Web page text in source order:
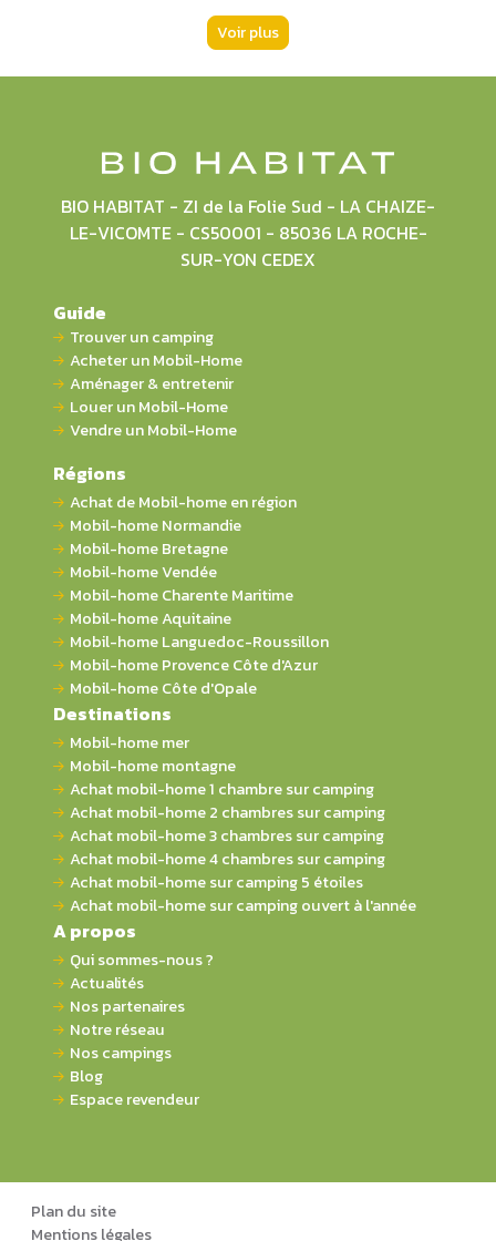
Voir plus
BIO HABITAT - ZI de la Folie Sud - LA CHAIZE-
LE-VICOMTE - CS50001 - 85036 LA ROCHE-
SUR-YON CEDEX
Guide
Trouver un camping
Acheter un Mobil-Home
Aménager & entretenir
Louer un Mobil-Home
Vendre un Mobil-Home
Régions
Achat de Mobil-home en région
Mobil-home Normandie
Mobil-home Bretagne
Mobil-home Vendée
Mobil-home Charente Maritime
Mobil-home Aquitaine
Mobil-home Languedoc-Roussillon
Mobil-home Provence Côte d'Azur
Mobil-home Côte d'Opale
Destinations
Mobil-home mer
Mobil-home montagne
Achat mobil-home 1 chambre sur camping
Achat mobil-home 2 chambres sur camping
Achat mobil-home 3 chambres sur camping
Achat mobil-home 4 chambres sur camping
Achat mobil-home sur camping 5 étoiles
Achat mobil-home sur camping ouvert à l'année
A propos
Qui sommes-nous ?
Actualités
Nos partenaires
Notre réseau
Nos campings
Blog
Espace revendeur
Plan du site
Mentions légales